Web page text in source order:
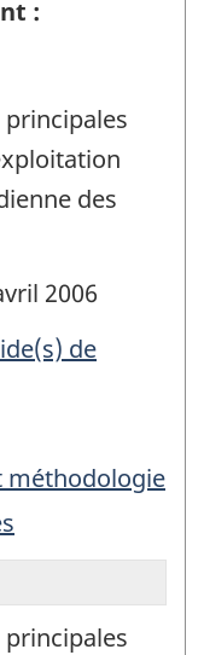
:
des
2006
de
méthodologie